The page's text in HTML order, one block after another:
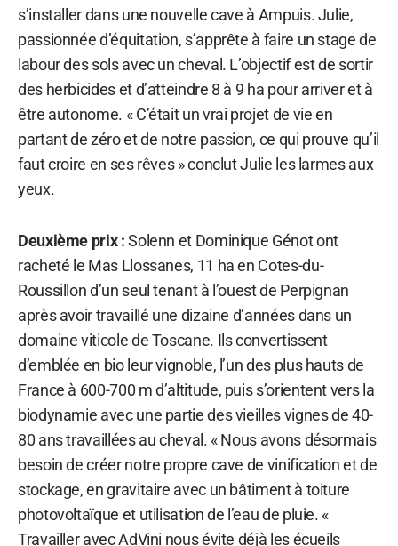
s’installer dans une nouvelle cave à Ampuis. Julie,
passionnée d’équitation, s’apprête à faire un stage de
labour des sols avec un cheval. L’objectif est de sortir
des herbicides et d’atteindre 8 à 9 ha pour arriver et à
être autonome. « C’était un vrai projet de vie en
partant de zéro et de notre passion, ce qui prouve qu’il
faut croire en ses rêves » conclut Julie les larmes aux
yeux.
Deuxième prix :Solenn et Dominique Génot ont
racheté le Mas Llossanes, 11 ha en Cotes-du-
Roussillon d’un seul tenant à l’ouest de Perpignan
après avoir travaillé une dizaine d’années dans un
domaine viticole de Toscane. Ils convertissent
d’emblée en bio leur vignoble, l’un des plus hauts de
France à 600-700 m d’altitude, puis s’orientent vers la
biodynamie avec une partie des vieilles vignes de 40-
80 ans travaillées au cheval. « Nous avons désormais
besoin de créer notre propre cave de vinification et de
stockage, en gravitaire avec un bâtiment à toiture
photovoltaïque et utilisation de l’eau de pluie. «
Travailler avec AdVini nous évite déjà les écueils